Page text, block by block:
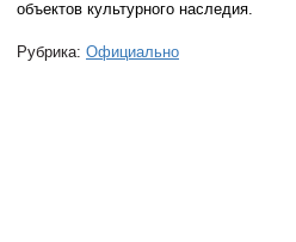
объектов культурного наследия.
Рубрика: Официально